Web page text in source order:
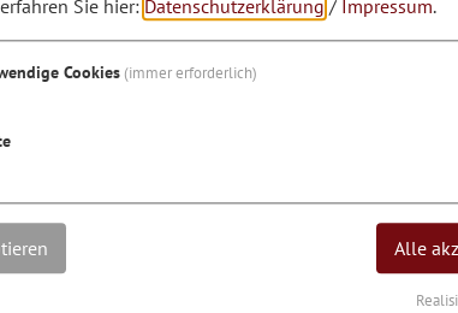
Sie hier: Datenschutzerklärung / Impressum.
Cookies (immer erforderlich)
Alle